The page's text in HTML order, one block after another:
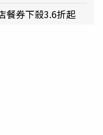
餐券下殺3.6折起